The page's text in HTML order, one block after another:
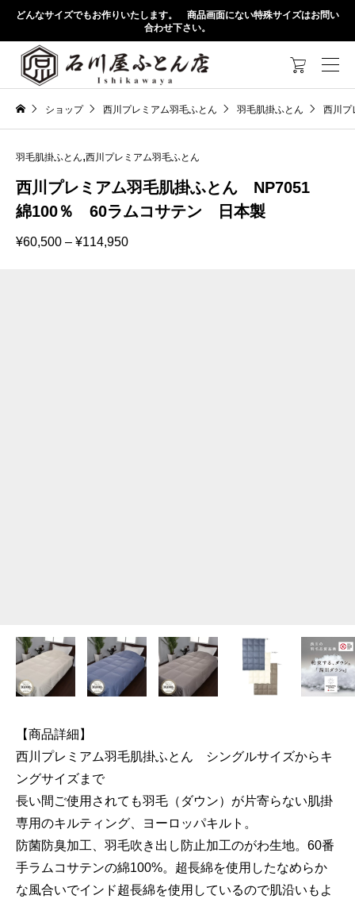
どんなサイズでもお作りいたします。 商品画面にない特殊サイズはお問い
合わせ下さい。

ショップ 西川プレミアム羽毛ふとん 羽毛肌掛ふとん 西川
羽毛肌掛ふとん,西川プレミアム羽毛ふとん
西川プレミアム羽毛肌掛ふとん NP7051
綿100％ 60ラムコサテン 日本製
¥60,500 – ¥114,950価
【商品詳細】
西川プレミアム羽毛肌掛ふとん シングルサイズからキ
ングサイズまで
長い間ご使用されても羽毛（ダウン）が片寄らない肌掛
専用のキルティング、ヨーロッパキルト。
防菌防臭加工、羽毛吹き出し防止加工のがわ生地。60番
手ラムコサテンの綿100%。超長綿を使用したなめらか
な風合いでインド超長綿を使用しているので肌沿いもよ